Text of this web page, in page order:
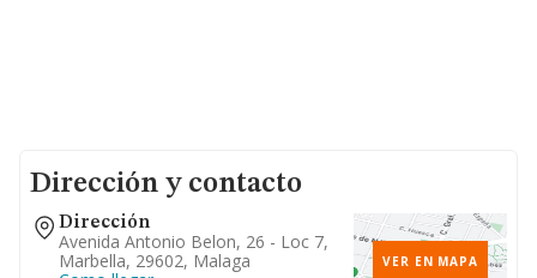
Dirección y contacto
Dirección
Avenida Antonio Belon, 26 - Loc 7,
Marbella, 29602, Malaga
VER EN MAPA